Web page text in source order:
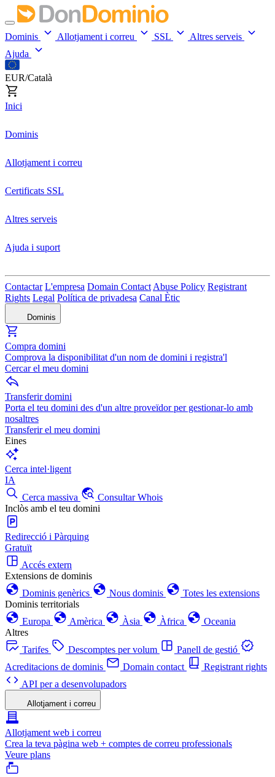
Dominis Allotjament i correu SSL
Altres serveis
Ajuda
EUR/Català
Inici
Dominis
Allotjament i correu
Certificats SSL
Altres serveis
Ajuda i suport
Contactar L'empresa Domain Contact Abuse Policy Registrant
Rights Legal Política de privadesa Canal Ètic
Dominis
Compra domini
Comprova la disponibilitat d'un nom de domini i registra'l
Cercar el meu domini
Transferir domini
Porta el teu domini des d'un altre proveïdor per gestionar-lo amb
nosaltres
Transferir el meu domini
Eines
Cerca intel·ligent
IA
Cerca massiva
Consultar Whois
Inclòs amb el teu domini
Redirecció i Pàrquing
Gratuït
Accés extern
Extensions de dominis
Dominis genèrics
Nous dominis
Totes les extensions
Dominis territorials
Europa
Amèrica Àsia Àfrica
Oceania
Altres
Tarifes
Descomptes per volum
Panell de gestió
Acreditacions de dominis
Domain contact
Registrant rights
API per a desenvolupadors
Allotjament i correu
Allotjament web i correu
Crea la teva pàgina web + comptes de correu professionals
Veure plans